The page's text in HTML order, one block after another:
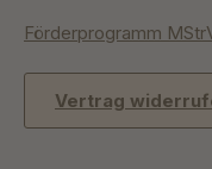
Förderprogramm
Vertrag